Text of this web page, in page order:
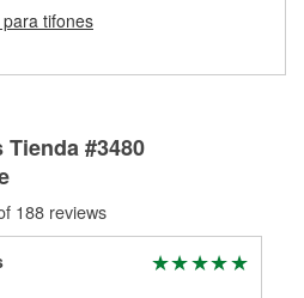
de Préstamo de
para determinar si pueden
Si tus tambores o discos no
para tu reparación.
tifones
#3480
188 reviews